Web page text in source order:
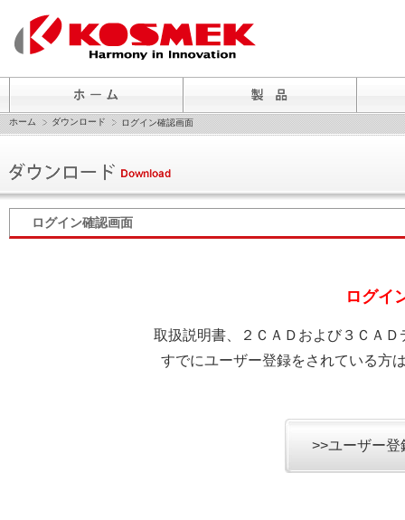
ホーム ダウンロード ログイン確認画面
ログイン確認画面
ログイ
取扱説明書、２ＣＡＤおよび３ＣＡ
すでにユーザー登録をされている方
>>ユーザー